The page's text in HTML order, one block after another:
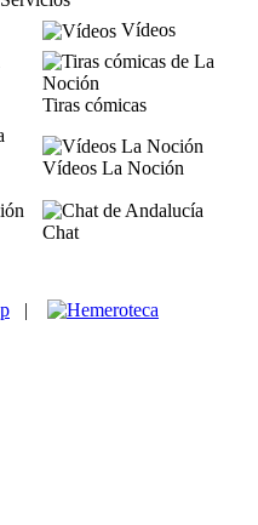
Vídeos
Tiras cómicas
Vídeos La Noción
Chat
|